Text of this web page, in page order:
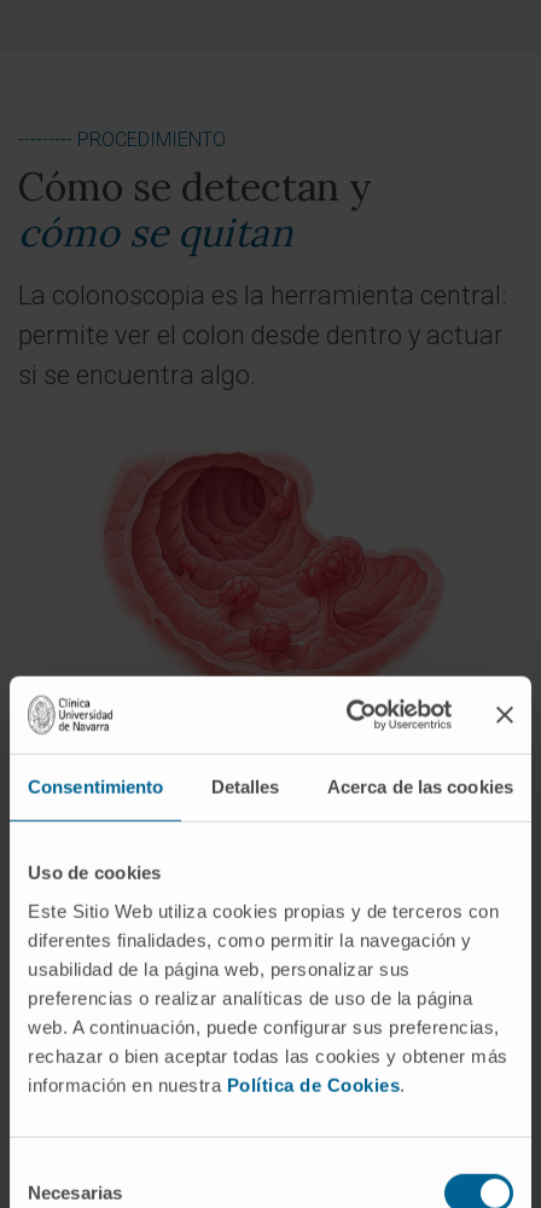
Consentimiento Detalles Acerca de las cookies
Uso de cookies
Este Sitio Web utiliza cookies propias y de terceros con
diferentes finalidades, como permitir la navegación y
usabilidad de la página web, personalizar sus
preferencias o realizar analíticas de uso de la página
web. A continuación, puede configurar sus preferencias,
rechazar o bien aceptar todas las cookies y obtener más
información en nuestra Política de Cookies.
Necesarias
--------- PROCEDIMIENTO
Cómo se detectan y
cómo se quitan
La colonoscopia es la herramienta central:
permite ver el colon desde dentro y actuar
si se encuentra algo.
La ilustración muestra el interior del colon durante la exploración:
pared del colon.